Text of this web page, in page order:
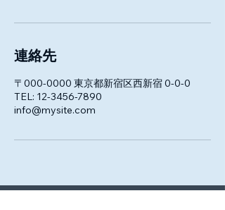
連絡先
〒000-0000 東京都新宿区西新宿 0-0-0
TEL: 12-3456-7890
info@mysite.com